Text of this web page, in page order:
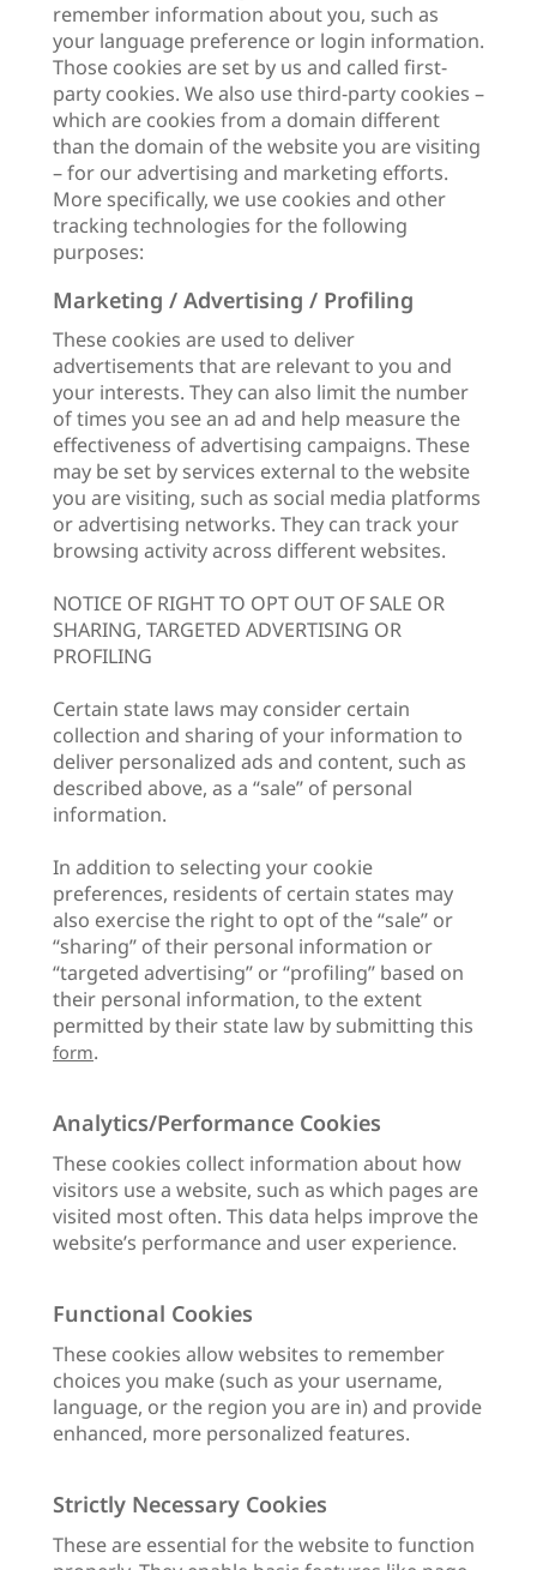
remember information about you, such as
your language preference or login information.
Those cookies are set by us and called first-
party cookies. We also use third-party cookies –
which are cookies from a domain different
than the domain of the website you are visiting
– for our advertising and marketing efforts.
More specifically, we use cookies and other
tracking technologies for the following
purposes:
Marketing / Advertising / Profiling
These cookies are used to deliver
advertisements that are relevant to you and
your interests. They can also limit the number
of times you see an ad and help measure the
effectiveness of advertising campaigns. These
may be set by services external to the website
you are visiting, such as social media platforms
or advertising networks. They can track your
browsing activity across different websites.
NOTICE OF RIGHT TO OPT OUT OF SALE OR
SHARING, TARGETED ADVERTISING OR
PROFILING
Certain state laws may consider certain
collection and sharing of your information to
deliver personalized ads and content, such as
described above, as a “sale” of personal
information.
In addition to selecting your cookie
preferences, residents of certain states may
also exercise the right to opt of the “sale” or
“sharing” of their personal information or
“targeted advertising” or “profiling” based on
their personal information, to the extent
permitted by their state law by submitting this
form.
Analytics/Performance Cookies
These cookies collect information about how
visitors use a website, such as which pages are
visited most often. This data helps improve the
website’s performance and user experience.
Functional Cookies
These cookies allow websites to remember
choices you make (such as your username,
language, or the region you are in) and provide
enhanced, more personalized features.
Strictly Necessary Cookies
These are essential for the website to function